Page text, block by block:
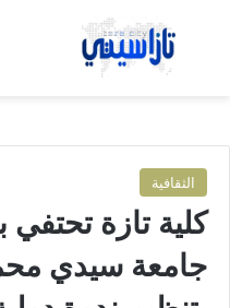
بحث عن
الثقافية
كلية تازة
جامعة سيدي